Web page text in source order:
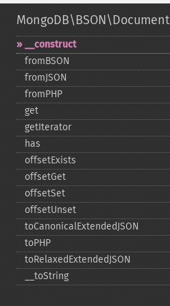
MongoDB\BSON\Document
_​_​construct
fromBSON
fromJSON
fromPHP
get
getIterator
has
offsetExists
offsetGet
offsetSet
offsetUnset
toCanonicalExtendedJSON
toPHP
toRelaxedExtendedJSON
_​_​toString